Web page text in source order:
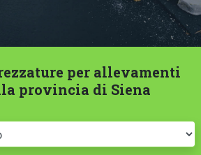
per allevamenti
provincia di Siena